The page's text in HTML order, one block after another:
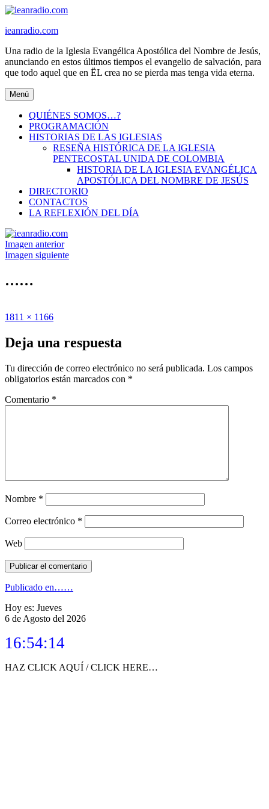
Ir
contenido
ieanradio.com
Una radio de la Iglesia Evangélica Apostólica del Nombre de Jesús,
anunciando en estos últimos tiempos el evangelio de salvación, para
que todo aquel que en ËL crea no se pierda mas tenga vida eterna.
Menú
QUIÉNES SOMOS…?
PROGRAMACIÓN
HISTORIAS DE LAS IGLESIAS
RESEÑA HISTÓRICA DE LA IGLESIA
PENTECOSTAL UNIDA DE COLOMBIA
HISTORIA DE LA IGLESIA EVANGÉLICA
APOSTÓLICA DEL NOMBRE DE JESÚS
DIRECTORIO
CONTACTOS
LA REFLEXIÓN DEL DÍA
Imagen anterior
Imagen siguiente
……
Publicado
Tamaño
1811 × 1166
Deja una respuesta
Tu dirección de correo electrónico no será publicada. Los campos
obligatorios están marcados con *
Comentario *
Nombre *
Correo electrónico *
Web
Navegación
de
entradas
Publicado en……
Hoy es: Jueves
6 de Agosto del 2026
16:54:14
HAZ CLICK AQUÍ / CLICK HERE…